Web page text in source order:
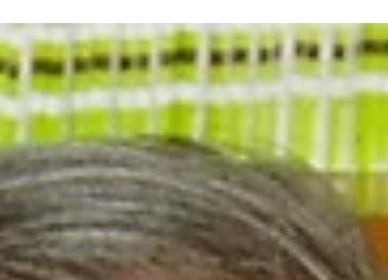
り、技能実習制度は育成就労制度に移行さ
る予定ですが、育成就労法の下でも手...